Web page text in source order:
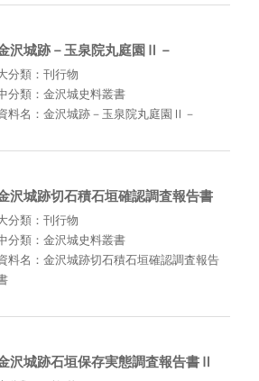
沢城跡－玉泉院丸庭園Ⅱ－
分類：刊行物
分類：金沢城史料叢書
料名：金沢城跡－玉泉院丸庭園Ⅱ－
沢城跡切石積石垣確認調査報告書
分類：刊行物
分類：金沢城史料叢書
料名：金沢城跡切石積石垣確認調査報告
沢城跡石垣保存実態調査報告書Ⅱ